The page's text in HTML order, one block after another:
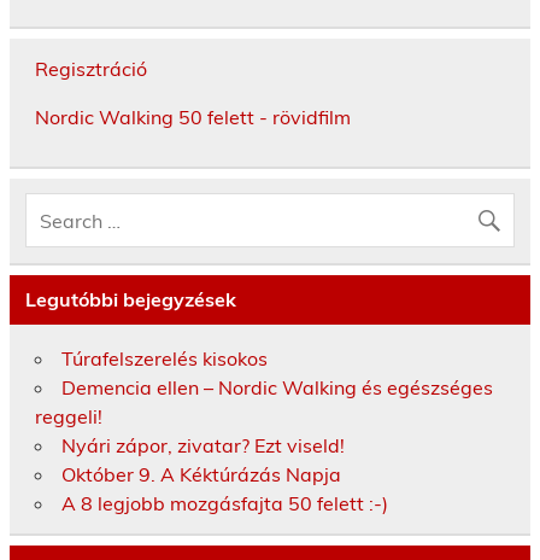
Regisztráció
Nordic Walking 50 felett - rövidfilm
Legutóbbi bejegyzések
Túrafelszerelés kisokos
Demencia ellen – Nordic Walking és egészséges
reggeli!
Nyári zápor, zivatar? Ezt viseld!
Október 9. A Kéktúrázás Napja
A 8 legjobb mozgásfajta 50 felett :-)